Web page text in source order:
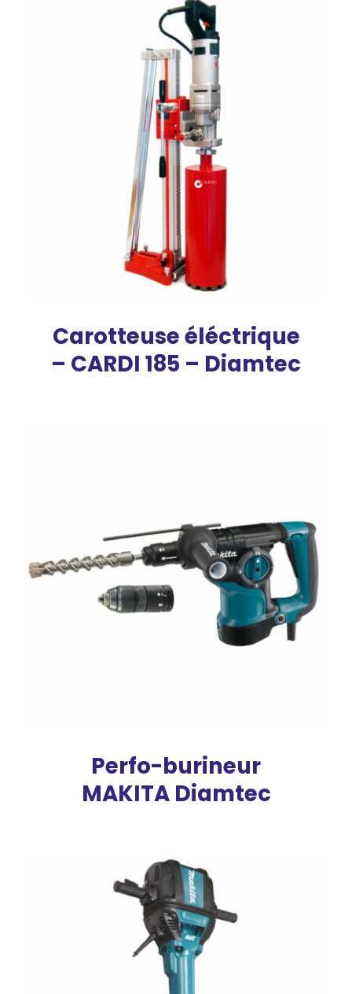
Carotteuse éléctrique
– CARDI 185 – Diamtec
Perfo-burineur
MAKITA Diamtec